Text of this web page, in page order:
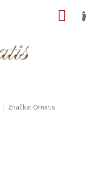
Značka: Ornatis